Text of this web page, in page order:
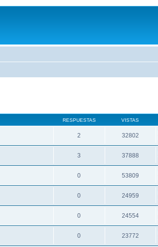
RESPUESTAS VISTAS
2 32802
3 37888
0 53809
0 24959
0 24554
0 23772